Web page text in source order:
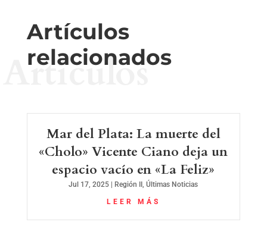
Artículos
relacionados
Artículos
Mar del Plata: La muerte del
«Cholo» Vicente Ciano deja un
espacio vacío en «La Feliz»
Jul 17, 2025 | Región II ,Últimas Noticias
LEER MÁS